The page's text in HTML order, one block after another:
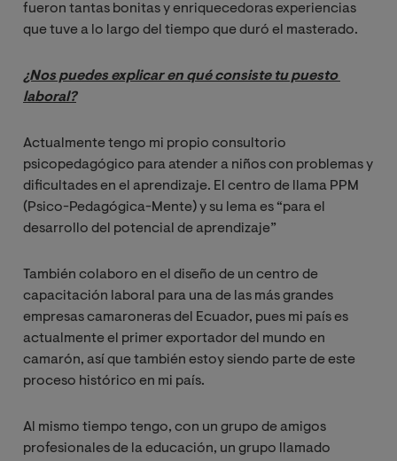
fueron tantas bonitas y enriquecedoras experiencias
que tuve a lo largo del tiempo que duró el masterado.
¿Nos puedes explicar en qué consiste tu puesto
laboral?
Actualmente tengo mi propio consultorio
psicopedagógico para atender a niños con problemas y
dificultades en el aprendizaje. El centro de llama PPM
(Psico-Pedagógica-Mente) y su lema es “para el
desarrollo del potencial de aprendizaje”
También colaboro en el diseño de un centro de
capacitación laboral para una de las más grandes
empresas camaroneras del Ecuador, pues mi país es
actualmente el primer exportador del mundo en
camarón, así que también estoy siendo parte de este
proceso histórico en mi país.
Al mismo tiempo tengo, con un grupo de amigos
profesionales de la educación, un grupo llamado